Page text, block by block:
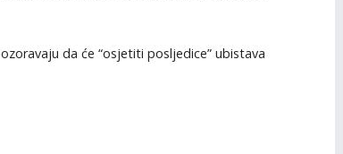
da će “osjetiti posljedice” ubistava